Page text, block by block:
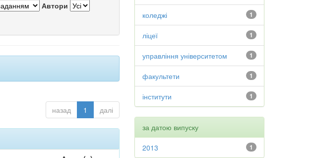
Автори
назад 1 далі
1
коледжі
1
ліцеї
1
управління університетом
1
факультети
1
інститути
за датою випуску
1
2013